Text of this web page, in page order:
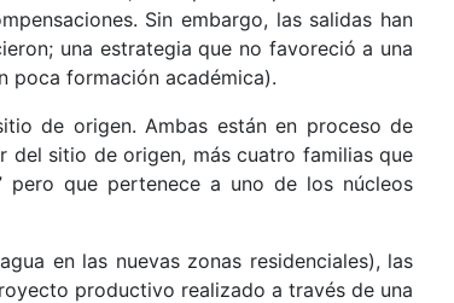
Sin embargo, las salidas han
una estrategia que no favoreció a una
poca formación académica).
de origen. Ambas están en proceso de
del sitio de origen, más cuatro familias que
pero que pertenece a uno de los núcleos
en las nuevas zonas residenciales), las
productivo realizado a través de una